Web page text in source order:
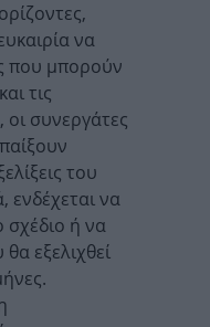
να
που μπορούν
τις
οι συνεργάτες
του
ενδέχεται να
σχέδιο ή να
εξελιχθεί